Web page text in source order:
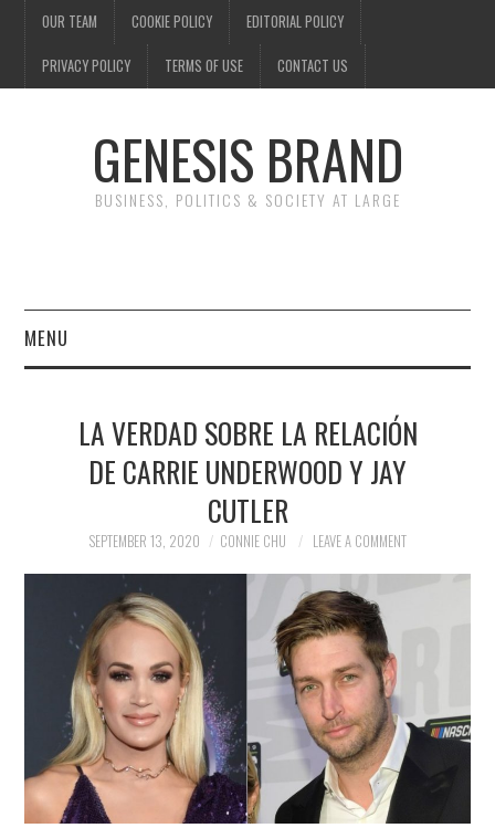
OUR TEAM COOKIE POLICY EDITORIAL POLICY
PRIVACY POLICY TERMS OF USE CONTACT US
GENESIS BRAND
BUSINESS, POLITICS & SOCIETY AT LARGE
MENU
FINANCE
SOCIETY
SPORTS
TECHNOLOGY
LA VERDAD SOBRE LA RELACIÓN
DE CARRIE UNDERWOOD Y JAY
CUTLER
SEPTEMBER 13, 2020 CONNIE CHU LEAVE A COMMENT